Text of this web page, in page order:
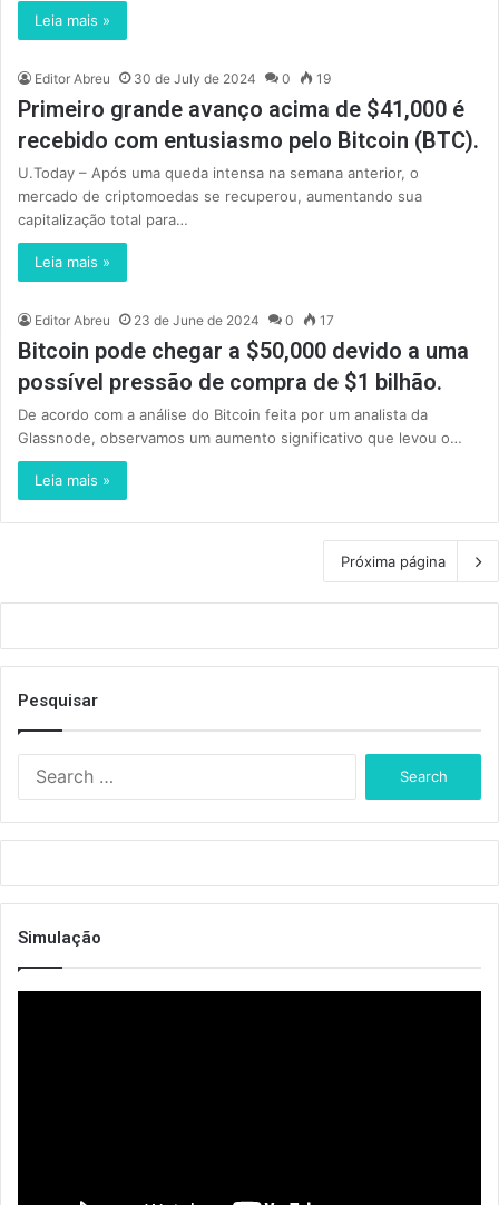
Leia mais »
Editor Abreu 30 de July de 2024 0 19
Primeiro grande avanço acima de $41,000 é
recebido com entusiasmo pelo Bitcoin (BTC).
U.Today – Após uma queda intensa na semana anterior, o
mercado de criptomoedas se recuperou, aumentando sua
capitalização total para…
Leia mais »
Editor Abreu 23 de June de 2024 0 17
Bitcoin pode chegar a $50,000 devido a uma
possível pressão de compra de $1 bilhão.
De acordo com a análise do Bitcoin feita por um analista da
Glassnode, observamos um aumento significativo que levou o…
Leia mais »
Próxima página
Pesquisar
h
f
Simulação